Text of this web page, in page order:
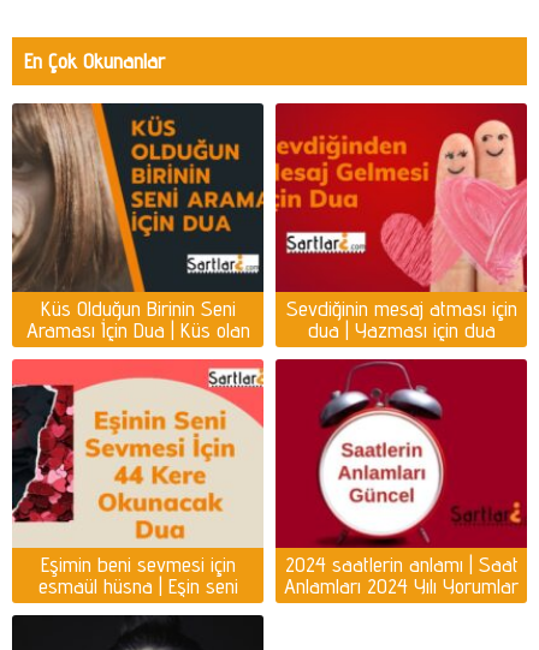
En Çok Okunanlar
Küs Olduğun Birinin Seni
Araması İçin Dua | Küs olan
kişiyi ayağına getirmek için
dua
Sevdiğinin mesaj atması için
dua | Yazması için dua
Eşimin beni sevmesi için
esmaül hüsna | Eşin seni
sevmesi için dua
2024 saatlerin anlamı | Saat
Anlamları 2024 Yılı Yorumlar